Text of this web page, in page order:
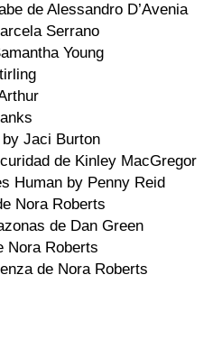
de Alessandro D’Avenia
Serrano
Young
Jaci Burton
de Kinley MacGregor
Human by Penny Reid
Nora Roberts
de Dan Green
Nora Roberts
de Nora Roberts